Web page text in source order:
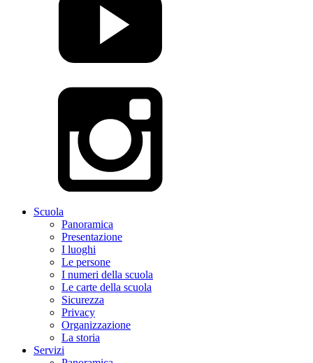
Scuola
Panoramica
Presentazione
I luoghi
Le persone
I numeri della scuola
Le carte della scuola
Sicurezza
Privacy
Organizzazione
La storia
Servizi